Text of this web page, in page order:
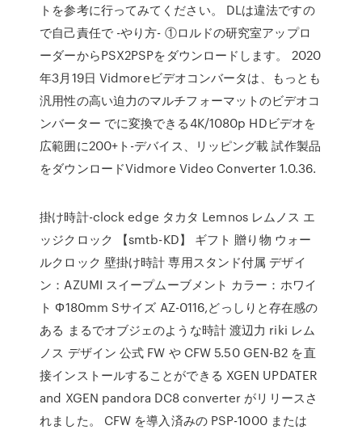
トを参考に行ってみてください。 DLは違法ですの
で自己責任で -やり方- ①ロルドの研究室アップロ
ーダーからPSX2PSPをダウンロードします。 2020
年3月19日 Vidmoreビデオコンバータは、もっとも
汎用性の高い迫力のマルチフォーマットのビデオコ
ンバーター でに変換できる4K/1080p HDビデオを
広範囲に200+ト-デバイス、リッピング載 試作製品
をダウンロードVidmore Video Converter 1.0.36.
掛け時計-clock edge タカタ Lemnos レムノス エ
ッジクロック 【smtb-KD】 ギフト 贈り物 ウォー
ルクロック 壁掛け時計 専用スタンド付属 デザイ
ン：AZUMI スイープムーブメント カラー：ホワイ
ト Φ180mm Sサイズ AZ-0116,どっしりと存在感の
ある まるでオブジェのような時計 渡辺力 riki レム
ノス デザイン 公式 FW や CFW 5.50 GEN-B2 を直
接インストールすることができる XGEN UPDATER
and XGEN pandora DC8 converter がリリースさ
れました。 CFW を導入済みの PSP-1000 または